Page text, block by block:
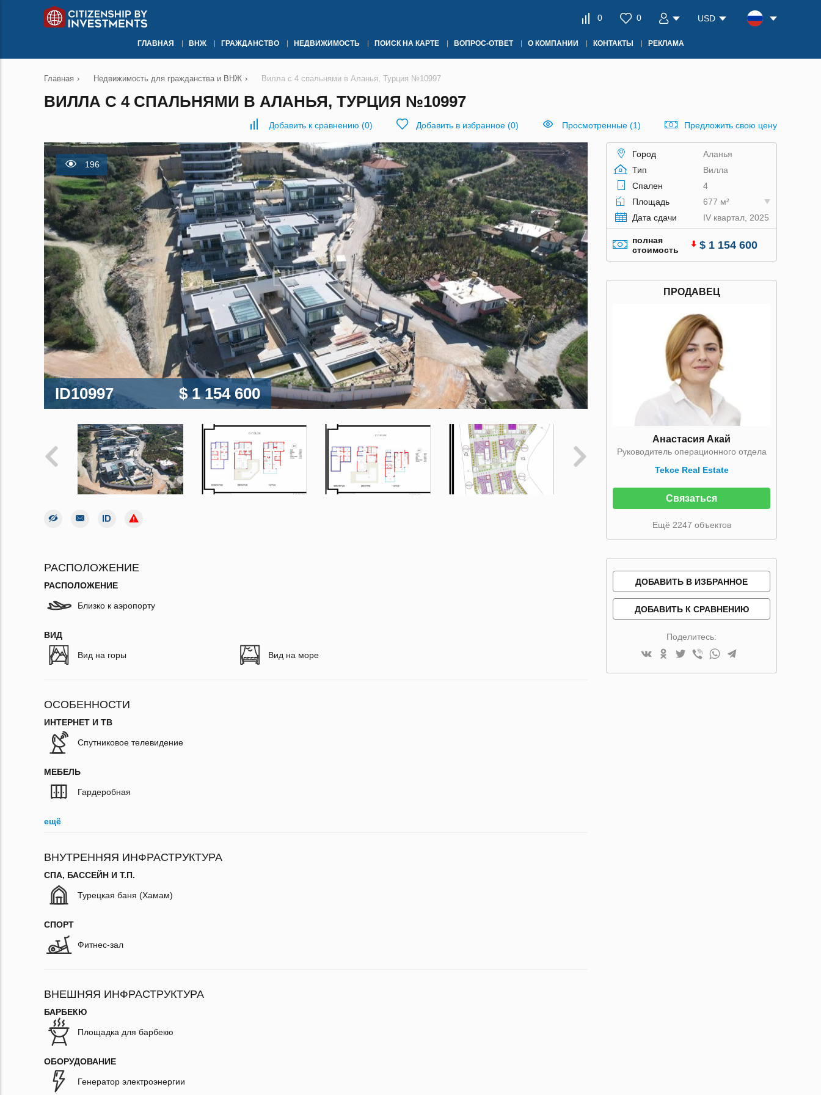
0 0 USD
ГЛАВНАЯ ВНЖ ГРАЖДАНСТВО НЕДВИЖИМОСТЬ ПОИСК НА КАРТЕ ВОПРОС-ОТВЕТ О КОМПАНИИ КОНТАКТЫ РЕКЛАМА
Главная › Недвижимость для гражданства и ВНЖ › Вилла с 4 спальнями в Аланья, Турция №10997
ВИЛЛА С 4 СПАЛЬНЯМИ В АЛАНЬЯ, ТУРЦИЯ №10997
Добавить к сравнению (0) Добавить в избранное (0) Просмотренные (1) Предложить свою цену
196
ID10997 $ 1 154 600
РАСПОЛОЖЕНИЕ
РАСПОЛОЖЕНИЕ
Близко к аэропорту
ВИД
Вид на горы Вид на море
ОСОБЕННОСТИ
ИНТЕРНЕТ И ТВ
Спутниковое телевидение
МЕБЕЛЬ
Гардеробная
ещё
ВНУТРЕННЯЯ ИНФРАСТРУКТУРА
СПА, БАССЕЙН И Т.П.
Турецкая баня (Хамам)
СПОРТ
Фитнес-зал
ВНЕШНЯЯ ИНФРАСТРУКТУРА
БАРБЕКЮ
Площадка для барбекю
ОБОРУДОВАНИЕ
Генератор электроэнергии
Город
Аланья
Тип
Вилла
Спален
4
Площадь
677 м²
Дата сдачи
IV квартал, 2025
полная
стоимость
$ 1 154 600
ПРОДАВЕЦ
Анастасия Акай
Руководитель операционного отдела
Tekce Real Estate
Связаться
Ещё 2247 объектов
ДОБАВИТЬ В ИЗБРАННОЕ
ДОБАВИТЬ К СРАВНЕНИЮ
Поделитесь: